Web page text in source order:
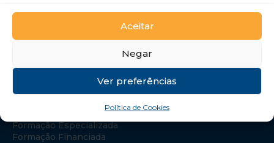
Aceitar
Negar
Ver preferências
Política de Cookies
NAVEGAÇÃO
Formação Especializada
Formação Financiada